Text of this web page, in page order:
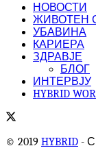
НОВОСТИ
ЖИВОТЕН
УБАВИНА
КАРИЕРА
ЗДРАВЈЕ
БЛОГ
ИНТЕРВЈУ
HYBRID
© 2019 HYBRID -